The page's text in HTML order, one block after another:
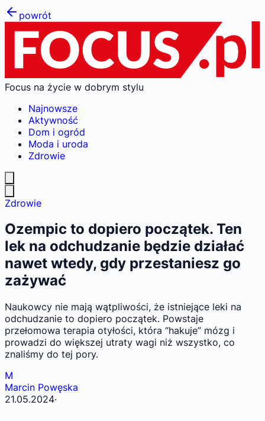
powrót
Focus na życie w dobrym stylu
Najnowsze
Aktywność
Dom i ogród
Moda i uroda
Zdrowie
Zdrowie
Ozempic to dopiero początek. Ten
lek na odchudzanie będzie działać
nawet wtedy, gdy przestaniesz go
zażywać
Naukowcy nie mają wątpliwości, że istniejące leki na
odchudzanie to dopiero początek. Powstaje
przełomowa terapia otyłości, która “hakuje” mózg i
prowadzi do większej utraty wagi niż wszystko, co
znaliśmy do tej pory.
M
Marcin Powęska
21.05.2024·